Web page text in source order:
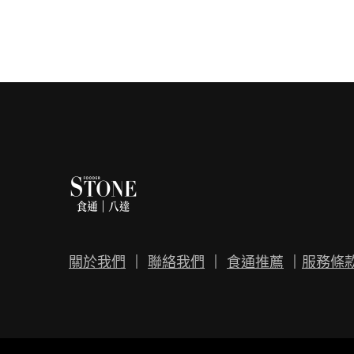
關於我們 聯絡我們 食通推薦 服務條